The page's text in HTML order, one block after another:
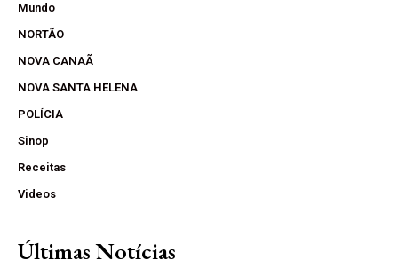
Mundo
NORTÃO
NOVA CANAÃ
NOVA SANTA HELENA
POLÍCIA
Sinop
Receitas
Videos
Últimas Notícias